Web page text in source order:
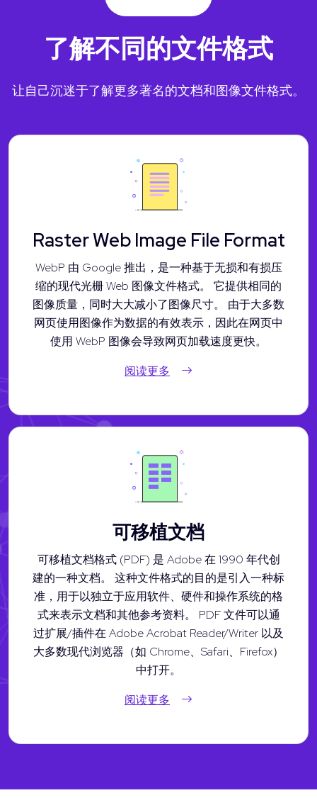
了解不同的文件格式
让自己沉迷于了解更多著名的文档和图像文件格式。
Raster Web Image File Format
WebP 由 Google 推出，是一种基于无损和有损压
缩的现代光栅 Web 图像文件格式。 它提供相同的
图像质量，同时大大减小了图像尺寸。 由于大多数
网页使用图像作为数据的有效表示，因此在网页中
使用 WebP 图像会导致网页加载速度更快。
阅读更多
可移植文档
可移植文档格式 (PDF) 是 Adobe 在 1990 年代创
建的一种文档。 这种文件格式的目的是引入一种标
准，用于以独立于应用软件、硬件和操作系统的格
式来表示文档和其他参考资料。 PDF 文件可以通
过扩展/插件在 Adobe Acrobat Reader/Writer 以及
大多数现代浏览器（如 Chrome、Safari、Firefox）
中打开。
阅读更多